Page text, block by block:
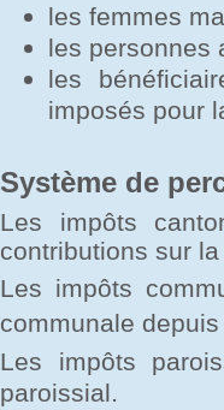
les femmes
les personnes
les
imposés pour
Système de
Les impôts
contributions sur
Les impôts
communale
Les impôts
paroissial.